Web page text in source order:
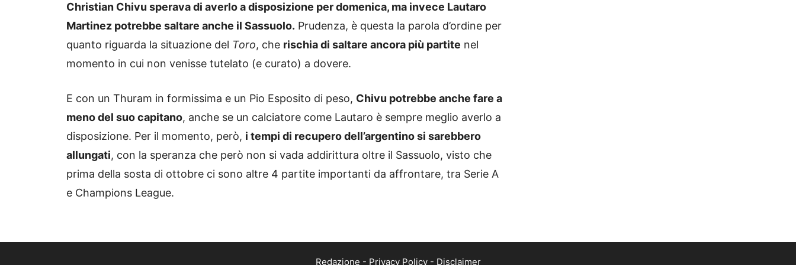
Christian Chivu sperava di averlo a disposizione per domenica, ma invece Lautaro
Martinez potrebbe saltare anche il Sassuolo. Prudenza, è questa la parola d’ordine per
quanto riguarda la situazione del Toro, che rischia di saltare ancora più partite nel
momento in cui non venisse tutelato (e curato) a dovere.
E con un Thuram in formissima e un Pio Esposito di peso, Chivu potrebbe anche fare a
meno del suo capitano, anche se un calciatore come Lautaro è sempre meglio averlo a
disposizione. Per il momento, però, i tempi di recupero dell’argentino si sarebbero
allungati, con la speranza che però non si vada addirittura oltre il Sassuolo, visto che
prima della sosta di ottobre ci sono altre 4 partite importanti da affrontare, tra Serie A
e Champions League.
Redazione - Privacy Policy- Disclaimer